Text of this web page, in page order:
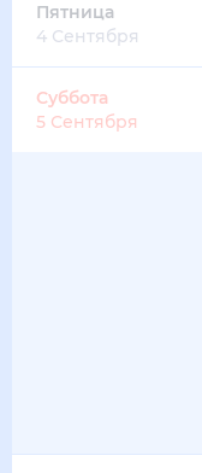
Пятница
4 Сентября
Суббота
5 Сентября